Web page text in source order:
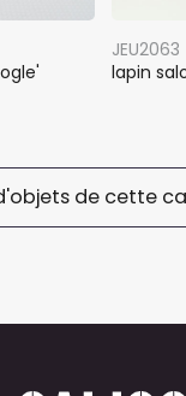
JEU2063
lapin
de cette